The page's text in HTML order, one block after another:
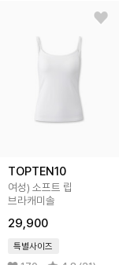
TOPTEN10
여성) 소프트 립
브라캐미솔
29,900
특별사이즈